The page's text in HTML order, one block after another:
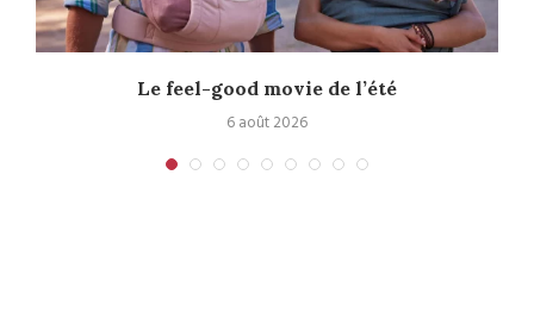
Le feel-good movie de l’été
6 août 2026